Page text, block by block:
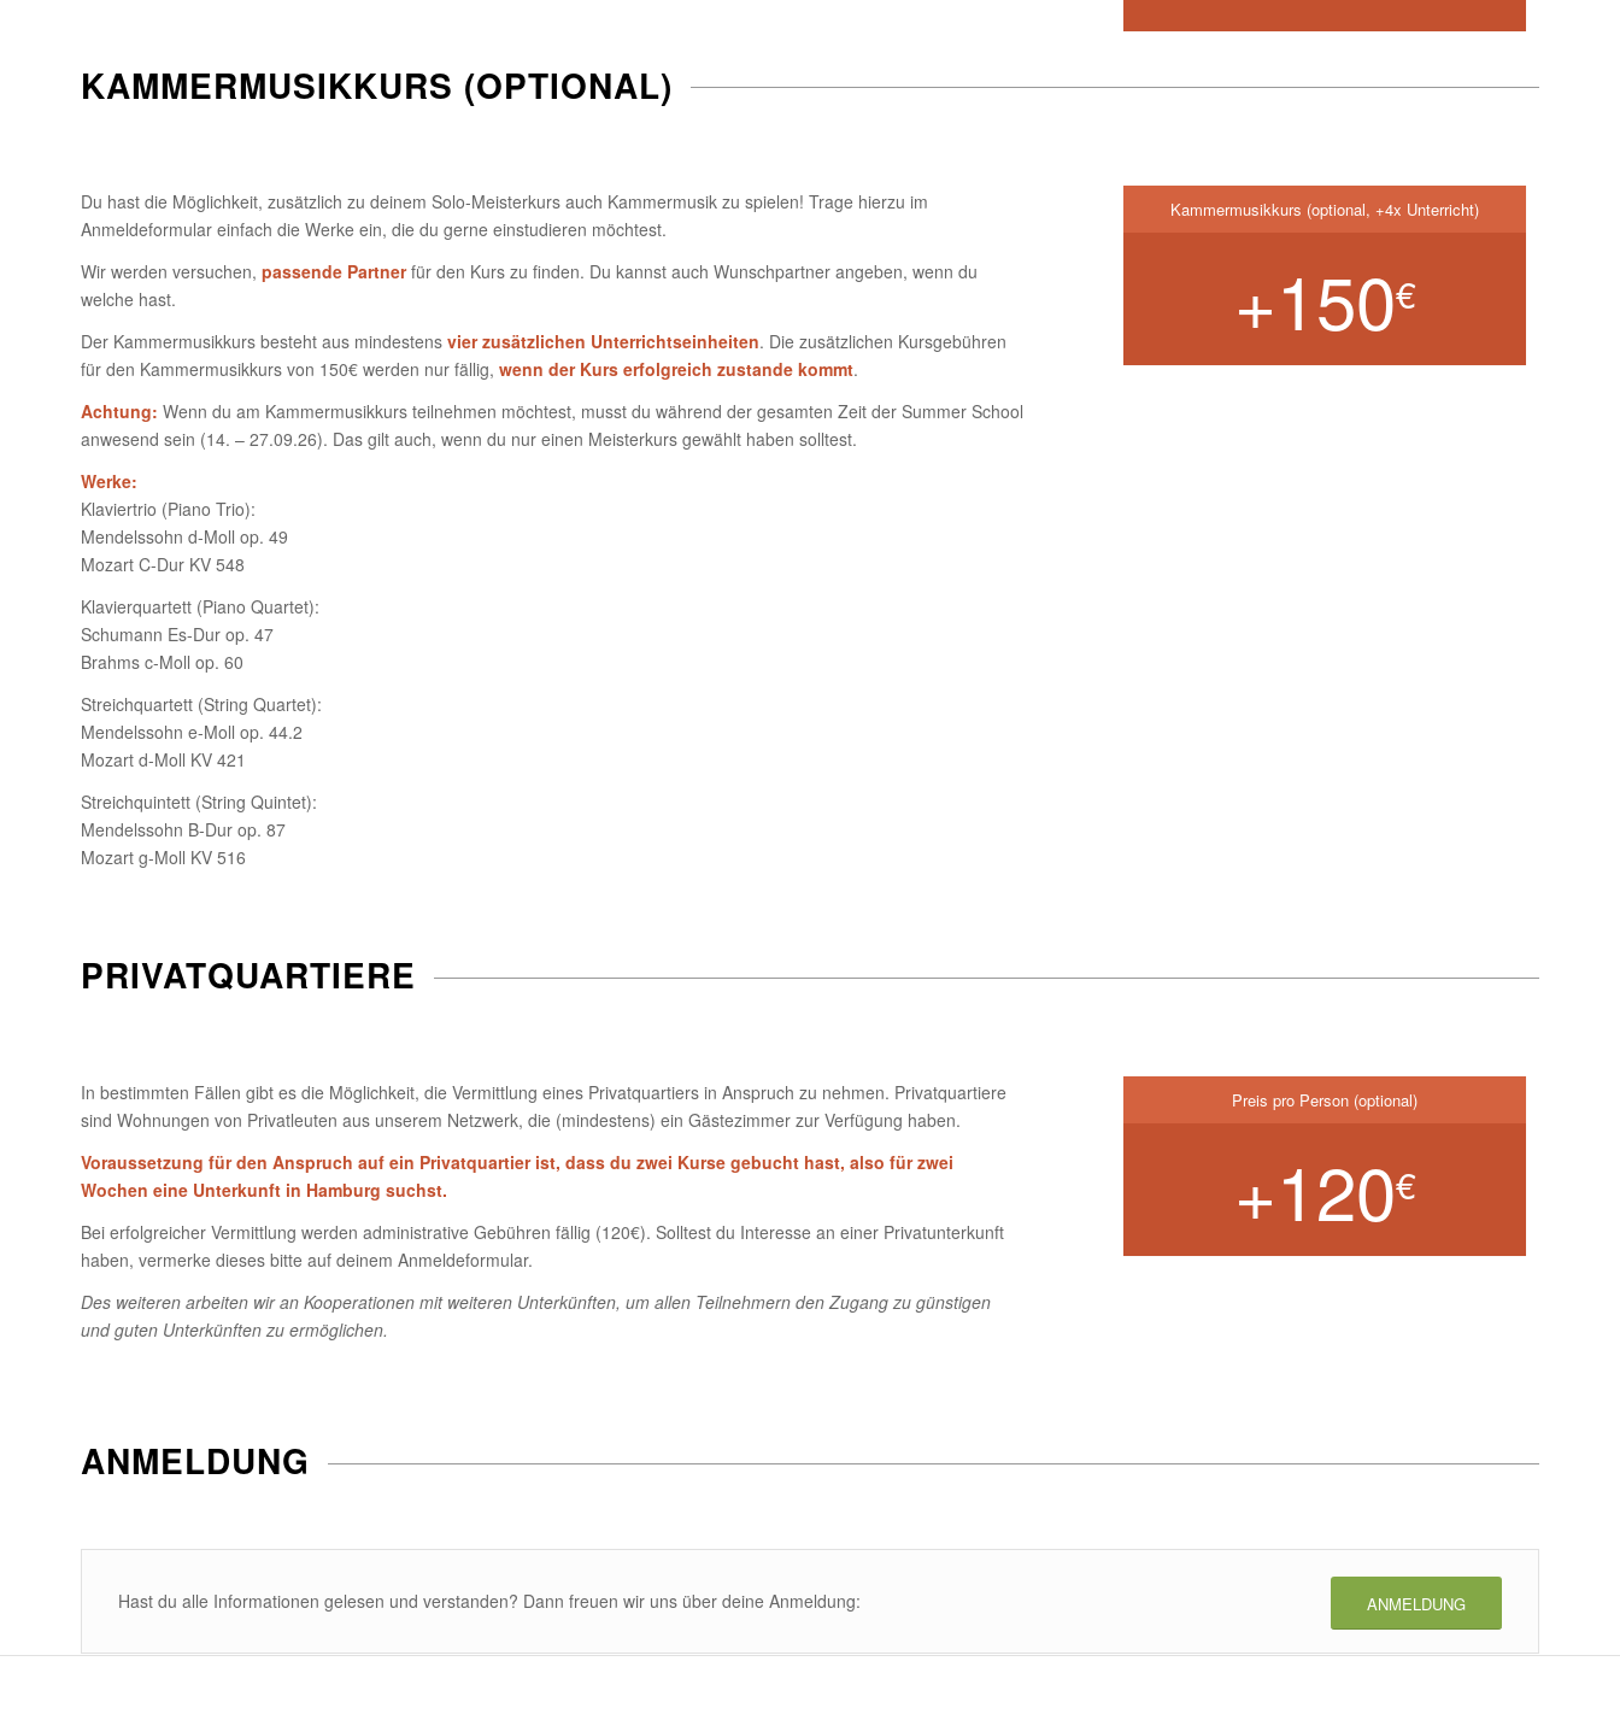
KAMMERMUSIKKURS (OPTIONAL)
Du hast die Möglichkeit, zusätzlich zu deinem Solo-Meisterkurs auch Kammermusik zu spielen! Trage hierzu im
Anmeldeformular einfach die Werke ein, die du gerne einstudieren möchtest.
Wir werden versuchen, passende Partnerfür den Kurs zu finden. Du kannst auch Wunschpartner angeben, wenn du
welche hast.
Der Kammermusikkurs besteht aus mindestens vier zusätzlichen Unterrichtseinheiten. Die zusätzlichen Kursgebühren
für den Kammermusikkurs von 150€ werden nur fällig, wenn der Kurs erfolgreich zustande kommt.
Achtung: Wenn du am Kammermusikkurs teilnehmen möchtest, musst du während der gesamten Zeit der Summer School
anwesend sein (14. – 27.09.26). Das gilt auch, wenn du nur einen Meisterkurs gewählt haben solltest.
Werke:
Klaviertrio (Piano Trio):
Mendelssohn d-Moll op. 49
Mozart C-Dur KV 548
Klavierquartett (Piano Quartet):
Schumann Es-Dur op. 47
Brahms c-Moll op. 60
Streichquartett (String Quartet):
Mendelssohn e-Moll op. 44.2
Mozart d-Moll KV 421
Streichquintett (String Quintet):
Mendelssohn B-Dur op. 87
Mozart g-Moll KV 516
Kammermusikkurs (optional, +4x Unterricht)
+150€
PRIVATQUARTIERE
In bestimmten Fällen gibt es die Möglichkeit, die Vermittlung eines Privatquartiers in Anspruch zu nehmen. Privatquartiere
sind Wohnungen von Privatleuten aus unserem Netzwerk, die (mindestens) ein Gästezimmer zur Verfügung haben.
Voraussetzung für den Anspruch auf ein Privatquartier ist, dass du zwei Kurse gebucht hast, also für zwei
Wochen eine Unterkunft in Hamburg suchst.
Bei erfolgreicher Vermittlung werden administrative Gebühren fällig (120€). Solltest du Interesse an einer Privatunterkunft
haben, vermerke dieses bitte auf deinem Anmeldeformular.
Des weiteren arbeiten wir an Kooperationen mit weiteren Unterkünften, um allen Teilnehmern den Zugang zu günstigen
und guten Unterkünften zu ermöglichen.
Preis pro Person (optional)
+120€
ANMELDUNG
Hast du alle Informationen gelesen und verstanden? Dann freuen wir uns über deine Anmeldung: ANMELDUNG